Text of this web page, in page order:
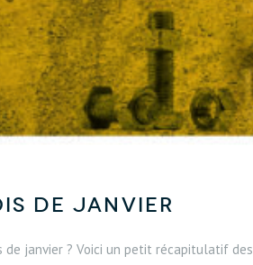
de janvier
janvier ? Voici un petit récapitulatif